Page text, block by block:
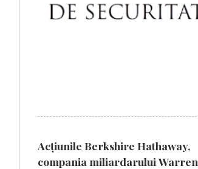
Acțiunile Berkshire Hathaway,
compania miliardarului Warren